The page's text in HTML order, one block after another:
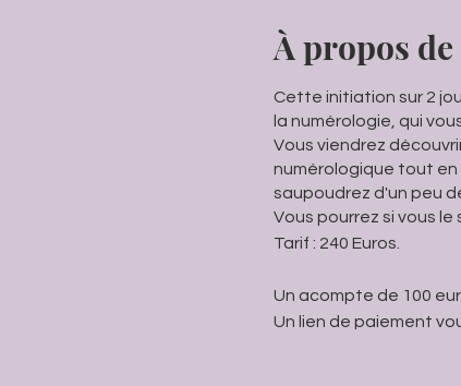
À propos
Cette initiation sur 2
la numérologie, qui
Vous viendrez
numérologique tout
saupoudrez d'un peu
Vous pourrez si vous
Tarif : 240 Euros.
Un acompte de 100
Un lien de paiement